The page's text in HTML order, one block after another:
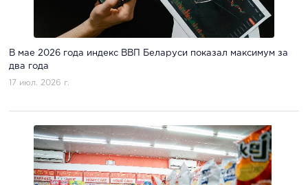
В мае 2026 года индекс ВВП Беларуси показал максимум за
два года
17 июл. 2026 г.